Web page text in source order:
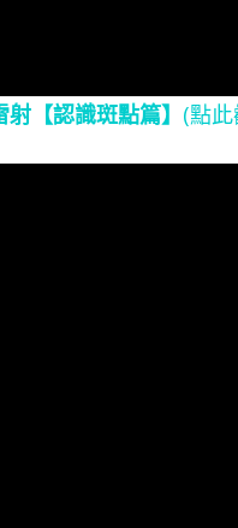
【認識斑點篇】 (點